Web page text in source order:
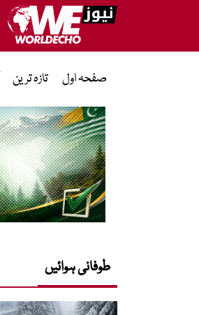
صفحہ اول تازہ ترین
طوفانی ہوائیں